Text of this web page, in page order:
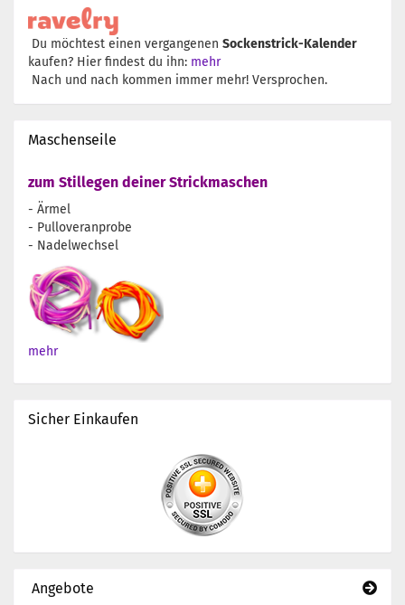
Du möchtest einen vergangenen Sockenstrick-Kalender
kaufen? Hier findest du ihn: mehr
Nach und nach kommen immer mehr! Versprochen.
Maschenseile
zum Stillegen deiner Strickmaschen
- Ärmel
- Pulloveranprobe
- Nadelwechsel
mehr
Sicher Einkaufen
Angebote